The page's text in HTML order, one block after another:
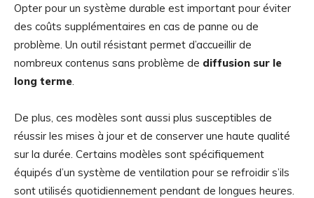
Opter pour un système durable est important pour éviter
des coûts supplémentaires en cas de panne ou de
problème. Un outil résistant permet d’accueillir de
nombreux contenus sans problème de diffusion sur le
long terme.
De plus, ces modèles sont aussi plus susceptibles de
réussir les mises à jour et de conserver une haute qualité
sur la durée. Certains modèles sont spécifiquement
équipés d’un système de ventilation pour se refroidir s’ils
sont utilisés quotidiennement pendant de longues heures.